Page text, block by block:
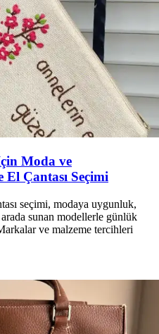
Moda ve
Çantası Seçimi
seçimi, modaya uygunluk,
sunan modellerle günlük
ve malzeme tercihleri